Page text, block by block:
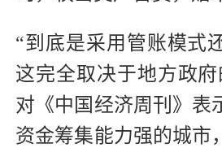
“到底是采用管账模式
这完全取决于地方政
对《中国经济周刊》表
资金筹集能力强的城市